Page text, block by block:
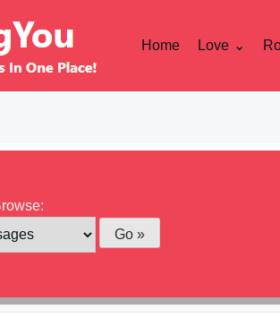
Home Love